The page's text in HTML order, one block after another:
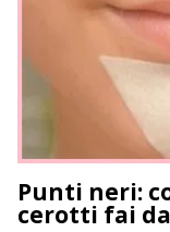
Punti neri:
cerotti fai da